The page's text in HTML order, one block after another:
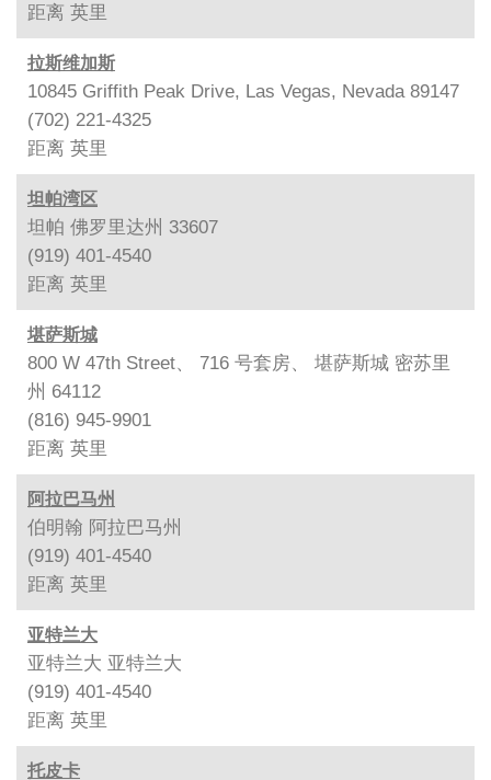
距离 英里
拉斯维加斯
10845 Griffith Peak Drive, Las Vegas, Nevada 89147
(702) 221-4325
距离 英里
坦帕湾区
坦帕 佛罗里达州 33607
(919) 401-4540
距离 英里
堪萨斯城
800 W 47th Street、 716 号套房、 堪萨斯城 密苏里
州 64112
(816) 945-9901
距离 英里
阿拉巴马州
伯明翰 阿拉巴马州
(919) 401-4540
距离 英里
亚特兰大
亚特兰大 亚特兰大
(919) 401-4540
距离 英里
托皮卡